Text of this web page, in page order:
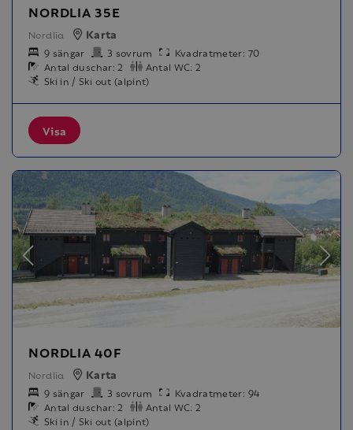
NORDLIA 35E
Nordlia Karta
9 sängar 3 sovrum
Kvadratmeter: 70
Antal duschar: 2
Antal WC: 2
Ski in / Ski out (alpint)
Visa
NORDLIA 40F
Nordlia Karta
9 sängar 3 sovrum
Kvadratmeter: 94
Antal duschar: 2
Antal WC: 2
Ski in / Ski out (alpint)